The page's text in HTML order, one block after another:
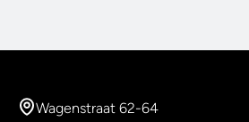
Wagenstraat 62-64